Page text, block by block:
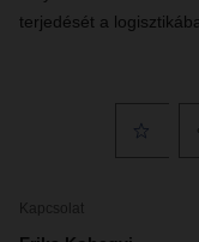
terjedését a
Kapcsolat